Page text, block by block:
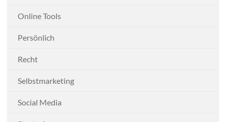
Online Tools
Persönlich
Recht
Selbstmarketing
Social Media